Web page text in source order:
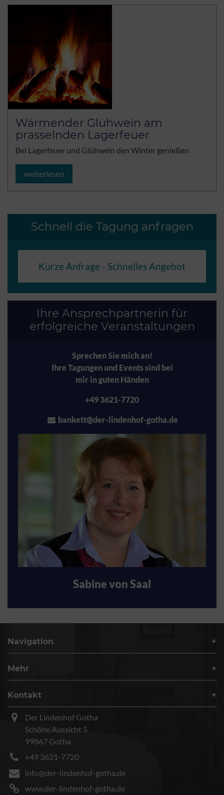
Wärmender Glühwein am
prasselnden Lagerfeuer
Bei Lagerfeuer und Glühwein den Winter genießen
weiterlesen
Schnell die Tagung anfragen
Kurze Anfrage - Schnelles Angebot
Ihre Ansprechpartnerin für
erfolgreiche Veranstaltungen
Sprechen Sie mich an!
Ihre Tagungen und Events sind bei
mir in guten Händen
+49 3621-7720
bankett@der-lindenhof-gotha.de
Sabine von Saal
Navigation
Mehr
Kontakt
Der Lindenhof Gotha
Schöne Aussicht 5
99867 Gotha
+49 3621-7720
info@der-lindenhof-gotha.de
www.der-lindenhof-gotha.de